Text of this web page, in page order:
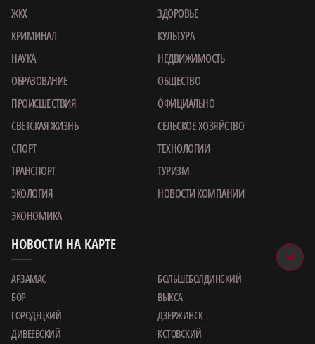
ЖКХ
ЗДОРОВЬЕ
КРИМИНАЛ
КУЛЬТУРА
НАУКА
НЕДВИЖИМОСТЬ
ОБРАЗОВАНИЕ
ОБЩЕСТВО
ПРОИСШЕСТВИЯ
ОФИЦИАЛЬНО
СВЕТСКАЯ ЖИЗНЬ
СЕЛЬСКОЕ ХОЗЯЙСТВО
СПОРТ
ТЕХНОЛОГИИ
ТРАНСПОРТ
ТУРИЗМ
ЭКОЛОГИЯ
НОВОСТИ КОМПАНИИ
ЭКОНОМИКА
НОВОСТИ НА КАРТЕ
АРЗАМАС
БОЛЬШЕБОЛДИНСКИЙ
БОР
ВЫКСА
ГОРОДЕЦКИЙ
ДЗЕРЖИНСК
ДИВЕЕВСКИЙ
КСТОВСКИЙ